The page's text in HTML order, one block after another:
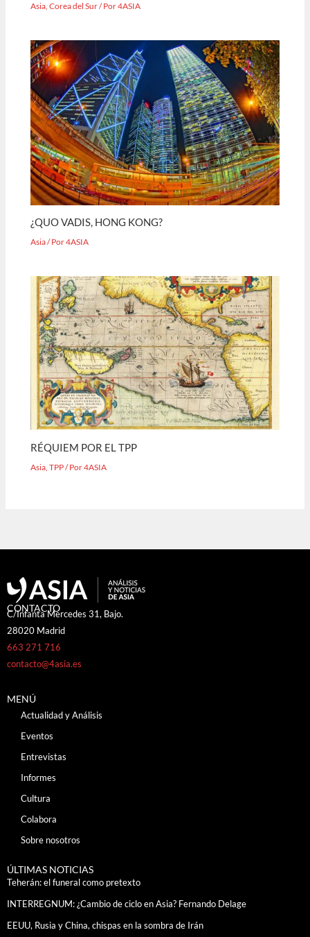
Asia,Corea del Sur/ Por4ASIA
¿QUO VADIS, HONG KONG?
Asia/ Por4ASIA
RÉQUIEM POR EL TPP
Asia ,TPP/ Por4ASIA
CONTACTO
C/Infanta Mercedes 31, Bajo.
28020 Madrid
663 271 716
contacto@4asia.es
MENÚ
Actualidad y Análisis
Eventos
Entrevistas
Informes
Cultura
Colabora
Sobre nosotros
ÚLTIMAS NOTICIAS
Teherán: el funeral como pretexto
INTERREGNUM: ¿Cambio de ciclo en Asia? Fernando Delage
EEUU, Rusia y China, chispas en la sombra de Irán